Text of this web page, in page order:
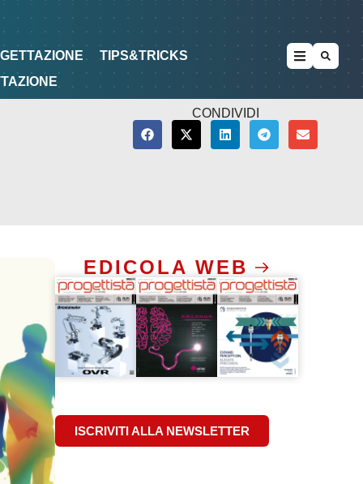
DI PROGETTAZIONE
TIPS&TRICKS
CONDIVIDI
EDICOLA WEB
ISCRIVITI ALLA NEWSLETTER